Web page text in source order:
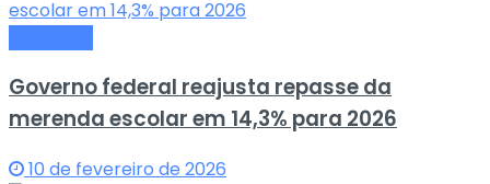
Governo federal reajusta repasse da
merenda escolar em 14,3% para 2026
10 de fevereiro de 2026